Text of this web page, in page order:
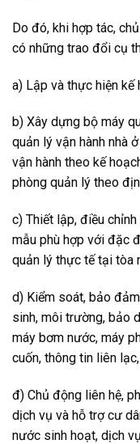
Do đó, khi hợp tác,
có những trao đổi cụ
a) Lập và thực hiện kế
b) Xây dựng bộ máy
quản lý vận hành nhà
vận hành theo kế
phòng quản lý theo
c) Thiết lập, điều
mẫu phù hợp với đặc
quản lý thực tế tại tòa
d) Kiểm soát, bảo
sinh, môi trường, bảo
máy bơm nước, máy
cuốn, thông tin liên
đ) Chủ động liên hệ,
dịch vụ và hỗ trợ cư
nước sinh hoạt, dịch